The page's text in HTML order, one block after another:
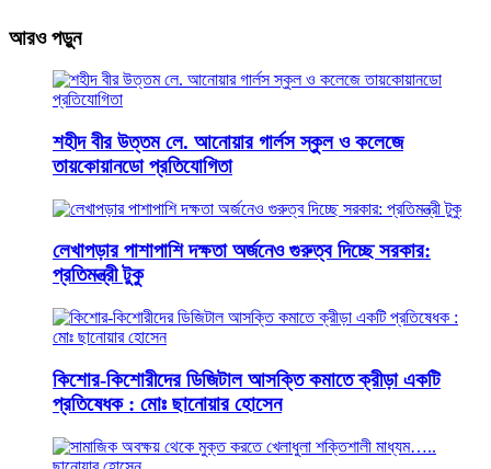
আরও পড়ুন
শহীদ বীর উত্তম লে. আনোয়ার গার্লস স্কুল ও কলেজে
তায়কোয়ানডো প্রতিযোগিতা
লেখাপড়ার পাশাপাশি দক্ষতা অর্জনেও গুরুত্ব দিচ্ছে সরকার:
প্রতিমন্ত্রী টুকু
কিশোর-কিশোরীদের ডিজিটাল আসক্তি কমাতে ক্রীড়া একটি
প্রতিষেধক : মোঃ ছানোয়ার হোসেন